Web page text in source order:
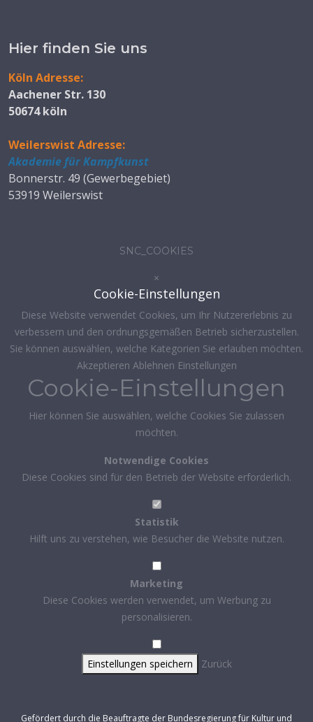
Hier finden Sie uns
Köln Adresse:
Aachener Str. 130
50674 köln
Weilerswist Adresse:
Akademie für Kampfkunst
Bonnerstr. 49 (Gewerbegebiet)
53919 Weilerswist
SNC_COOKIES
×
Cookie-Einstellungen
Diese Website verwendet Cookies, um Ihr Nutzererlebnis zu
verbessern und den ordnungsgemäßen Betrieb sicherzustellen.
Sie können auswählen, welche Kategorien Sie erlauben möchten.
Akzeptieren Ablehnen Einstellungen
Cookie-Einstellungen
Hier können Sie auswählen, welche Cookies Sie zulassen
möchten.
Notwendige Cookies
Diese Cookies sind für den Betrieb der Website erforderlich.
Statistik
Hilft uns zu verstehen, wie Besucher die Website nutzen.
Marketing
Diese Cookies werden verwendet, um Werbung zu
personalisieren.
Einstellungen speichern Zurück
Gefördert durch die Beauftragte der Bundesregierung für Kultur und